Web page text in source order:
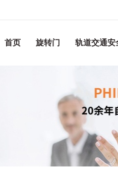
首页 旋转门 轨道交通安